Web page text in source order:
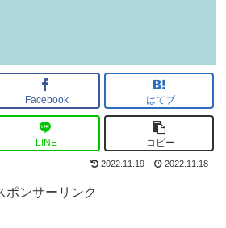
Facebook はてブ
LINE コピー
2022.11.19 2022.11.18
ポンサーリンク